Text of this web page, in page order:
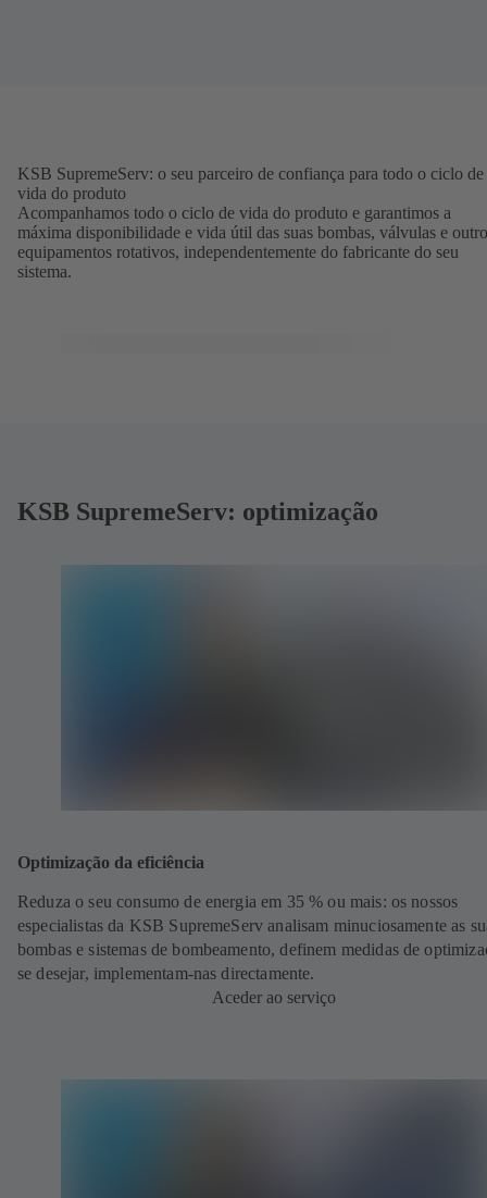
KSB SupremeServ: o seu parceiro de confiança para todo o ciclo de
vida do produto
Acompanhamos todo o ciclo de vida do produto e garantimos a
máxima disponibilidade e vida útil das suas bombas, válvulas e
equipamentos rotativos, independentemente do fabricante do seu
sistema.
KSB SupremeServ: optimização
Optimização da eficiência
Reduza o seu consumo de energia em 35 % ou mais: os nossos
especialistas da KSB SupremeServ analisam minuciosamente as
bombas e sistemas de bombeamento, definem medidas de
se desejar, implementam-nas directamente.
Aceder ao serviço